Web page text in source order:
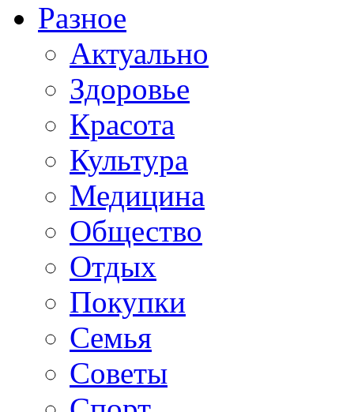
Разное
Актуально
Здоровье
Красота
Культура
Медицина
Общество
Отдых
Покупки
Семья
Советы